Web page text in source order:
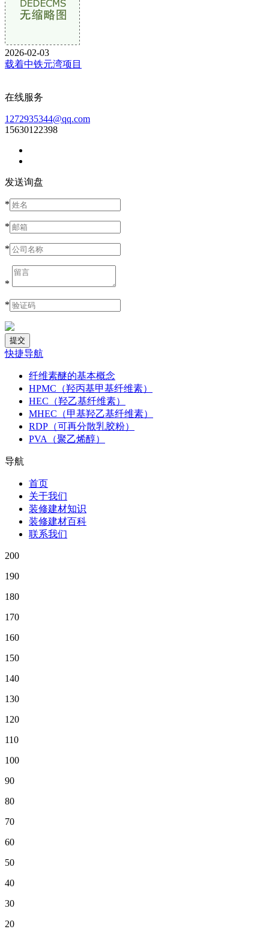
2026-02-03
载着中铁元湾项目
在线服务
1272935344@qq.com
15630122398
发送询盘
*
*
*
*
*
快捷导航
纤维素醚的基本概念
HPMC（羟丙基甲基纤维素）
HEC（羟乙基纤维素）
MHEC（甲基羟乙基纤维素）
RDP（可再分散乳胶粉）
PVA（聚乙烯醇）
导航
首页
关于我们
装修建材知识
装修建材百科
联系我们
200
190
180
170
160
150
140
130
120
110
100
90
80
70
60
50
40
30
20